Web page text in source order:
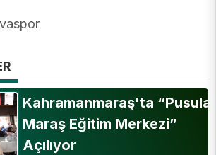
Kahramanmaraş'ta “Pusula
Maraş Eğitim Merkezi”
Açılıyor